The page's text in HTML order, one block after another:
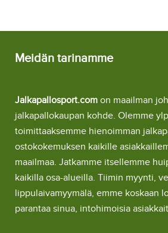
Meidän tarinamme
Jalkapallosport.com on maailman
jalkapallokaupan kohde. Olemme
toimittaaksemme hienoimman
ostokokemuksen kaikille
maailmaa. Jatkamme itsellemme
kaikilla osa-alueilla. Tiimin myynti,
lippulaivamyymälä, emme koskaan
parantaa sinua, intohimoisia